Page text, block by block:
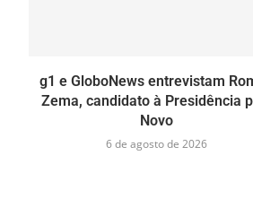
g1 e GloboNews entrevistam
Zema, candidato à Presidência
Novo
6 de agosto de 2026